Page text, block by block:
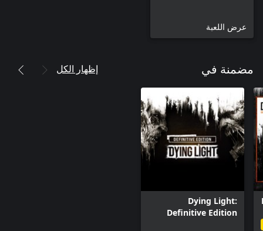
عرض اللعبة
مضمنة في إظهار الكل
Dying Light:
Definitive Edition